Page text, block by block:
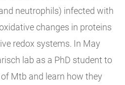
neutrophils) infected with
changes in proteins
redox systems. In May
lab as a PhD student to
Mtb and learn how they